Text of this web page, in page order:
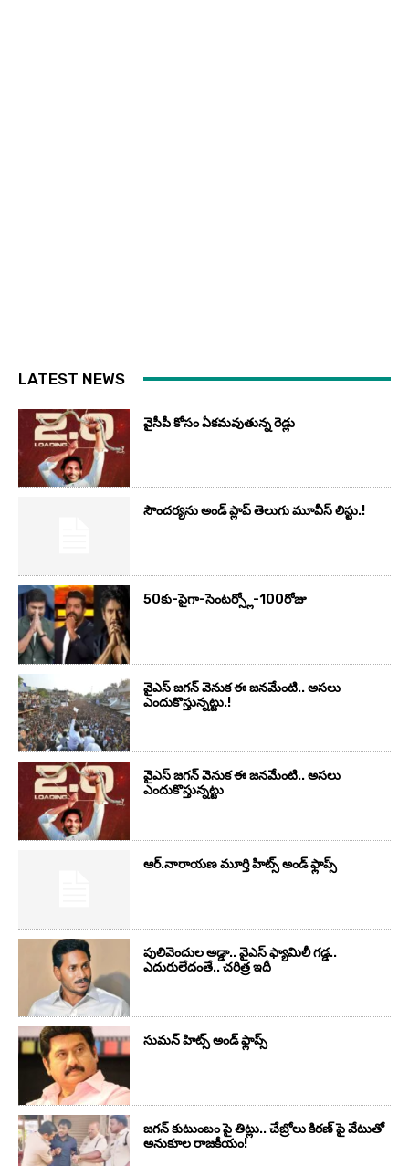
LATEST NEWS
వైసీపీ కోసం ఏక‌మ‌వుతున్న రెడ్లు
సౌందర్యను అండ్‌ ప్లాప్‌ తెలుగు మూవీస్‌ లిస్టు.!
50కు-పైగా-సెంటర్స్లో-100రోజు
వైఎస్‌ జగన్‌ వెనుక ఈ జనమేంటి.. అసలు
ఎందుకొస్తున్నట్టు.!
వైఎస్‌ జగన్‌ వెనుక ఈ జనమేంటి.. అసలు
ఎందుకొస్తున్నట్టు
ఆర్‌.నారాయ‌ణ మూర్తి హిట్స్ అండ్ ఫ్లాప్స్‌
పులివెందుల అడ్డా.. వైఎస్ ఫ్యామిలీ గడ్డ..
ఎదురులేదంతే.. చరిత్ర ఇదీ
సుమ‌న్ హిట్స్ అండ్ ఫ్లాప్స్‌
జగన్ కుటుంబం పై తిట్లు.. చేబ్రోలు కిరణ్ పై వేటుతో
అనుకూల రాజకీయం!